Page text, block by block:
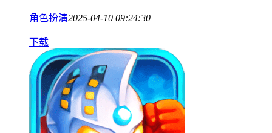
角色扮演2025-04-10 09:24:30
下载